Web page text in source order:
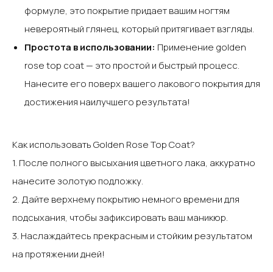
формуле, это покрытие придает вашим ногтям
невероятный глянец, который притягивает взгляды. ‍
Простота в использовании: Применение golden
rose top coat — это простой и быстрый процесс.
Нанесите его поверх вашего лакового покрытия для
достижения наилучшего результата!‍
Как использовать Golden Rose Top Coat?‍
‍1. После полного высыхания цветного лака, аккуратно
нанесите золотую подложку.‍
2. Дайте верхнему покрытию немного времени для
подсыхания, чтобы зафиксировать ваш маникюр.‍
3. Наслаждайтесь прекрасным и стойким результатом
на протяжении дней!‍